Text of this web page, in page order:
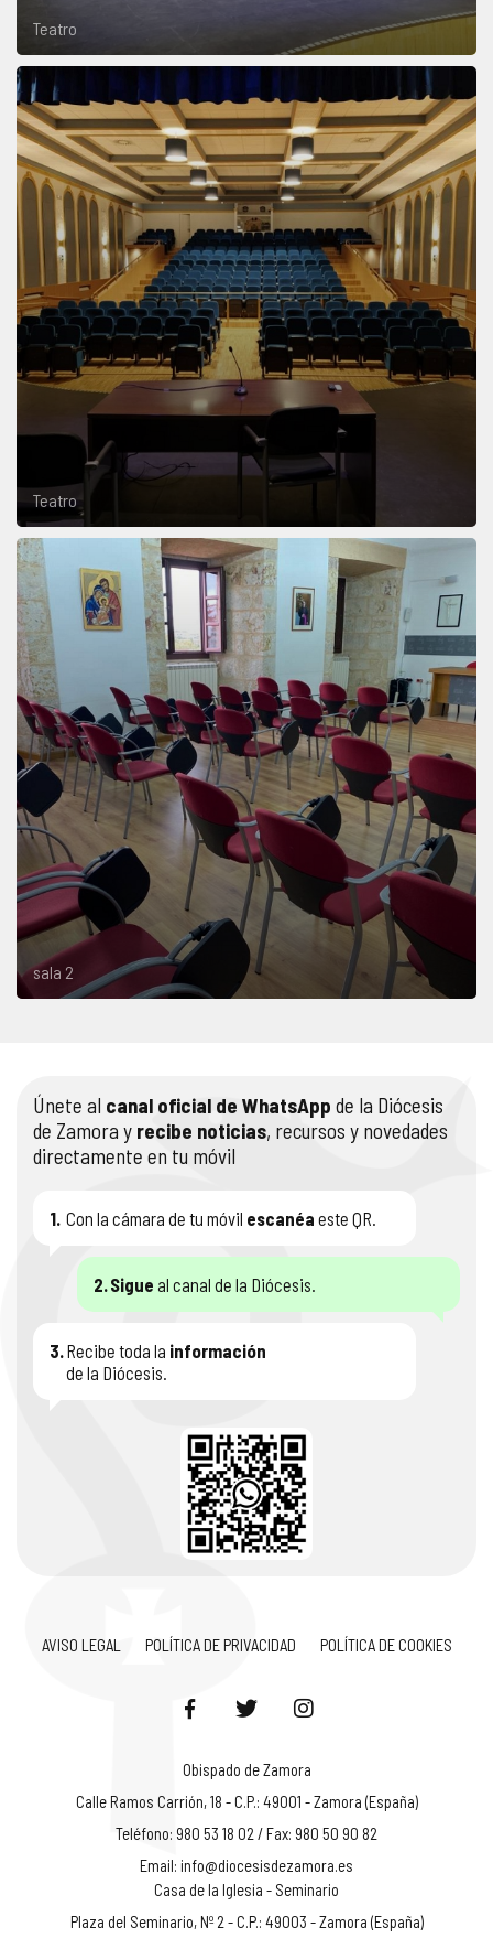
Teatro
Teatro
sala 2
Únete al canal oficial de WhatsApp de la Diócesis
de Zamora y recibe noticias, recursos y novedades
directamente en tu móvil
1. Con la cámara de tu móvil escanéa este QR.
2.Sigue al canal de la Diócesis.
3.Recibe toda la información
de la Diócesis.
AVISO LEGAL POLÍTICA DE PRIVACIDAD POLÍTICA DE COOKIES
Obispado de Zamora
Calle Ramos Carrión, 18 - C.P.: 49001 - Zamora (España)
Teléfono: 980 53 18 02 / Fax: 980 50 90 82
Email: info@diocesisdezamora.es
Casa de la Iglesia - Seminario
Plaza del Seminario, Nº 2 - C.P.: 49003 - Zamora (España)